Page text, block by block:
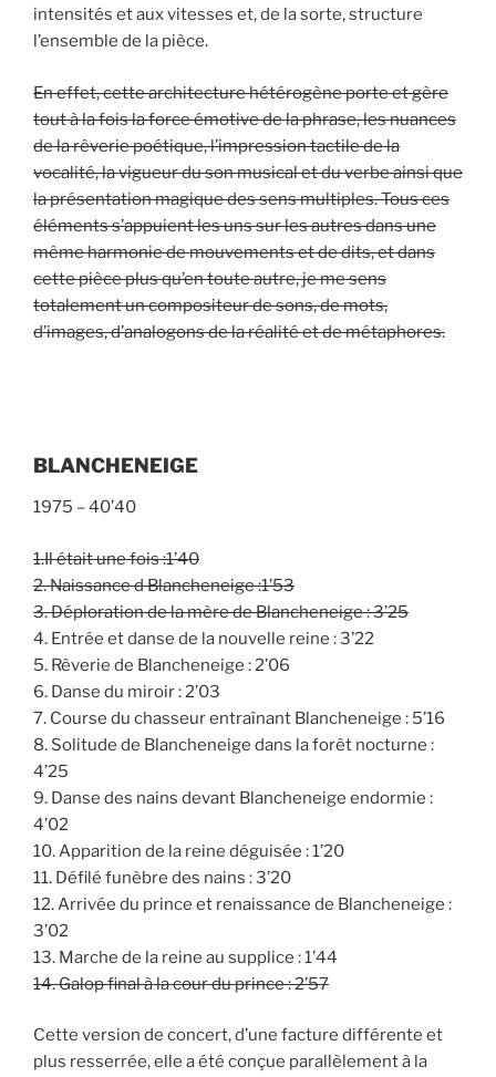
intensités et aux vitesses et, de la sorte, structure
l’ensemble de la pièce.
En effet, cette architecture hétérogène porte et gère
tout à la fois la force émotive de la phrase, les nuances
de la rêverie poétique, l’impression tactile de la
vocalité, la vigueur du son musical et du verbe ainsi que
la présentation magique des sens multiples. Tous ces
éléments s’appuient les uns sur les autres dans une
même harmonie de mouvements et de dits, et dans
cette pièce plus qu’en toute autre, je me sens
totalement un compositeur de sons, de mots,
d’images, d’analogons de la réalité et de métaphores.
BLANCHENEIGE
1975 – 40’40
1.Il était une fois :1’40
2. Naissance d Blancheneige :1’53
3. Déploration de la mère de Blancheneige: 3’25
4. Entrée et danse de la nouvelle reine : 3’22
5. Rêverie de Blancheneige : 2’06
6. Danse du miroir : 2’03
7. Course du chasseur entraînant Blancheneige : 5’16
8. Solitude de Blancheneige dans la forêt nocturne :
4’25
9. Danse des nains devant Blancheneige endormie :
4’02
10. Apparition de la reine déguisée : 1’20
11. Défilé funèbre des nains : 3’20
12. Arrivée du prince et renaissance de Blancheneige :
3’02
13. Marche de la reine au supplice : 1’44
14. Galop final à la cour du prince : 2’57
Cette version de concert, d’une facture différente et
plus resserrée, elle a été conçue parallèlement à la